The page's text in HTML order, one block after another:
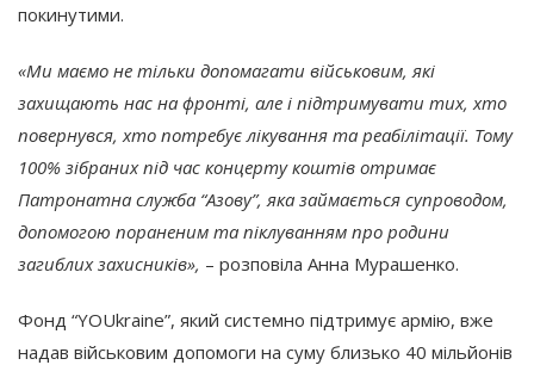
покинутими.
«Ми маємо не тільки допомагати військовим, які
захищають нас на фронті, але і підтримувати тих, хто
повернувся, хто потребує лікування та реабілітації. Тому
100% зібраних під час концерту коштів отримає
Патронатна служба “Азову”, яка займається супроводом,
допомогою пораненим та піклуванням про родини
загиблих захисників», – розповіла Анна Мурашенко.
Фонд “YOUkraine”, який системно підтримує армію, вже
надав військовим допомоги на суму близько 40 мільйонів